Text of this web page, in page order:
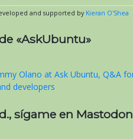
and supported by Kieran O'Shea
«AskUbuntu»
sígame en Mastodon